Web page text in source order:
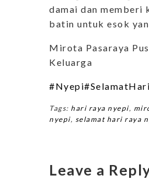
damai dan memberi
batin untuk esok
Mirota Pasaraya
Keluarga
#Nyepi
Tags: hari raya nyepi,
nyepi, selamat hari raya
Leave a